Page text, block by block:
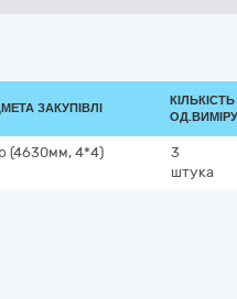
ЗАКУПІВЛІ
ОД.ВИМІРУ
(4630мм, 4*4)
3
штука